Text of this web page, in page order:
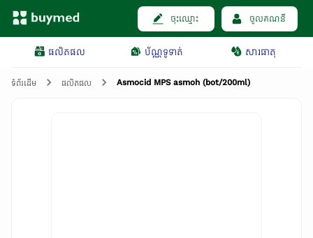
ចុះឈ្មោះ ចូលគណនី
ផលិតផល ប័ណ្ណទូទាត់ សារធាតុ
ទំព័រដើម ផលិតផល Asmocid MPS asmoh (bot/200ml)